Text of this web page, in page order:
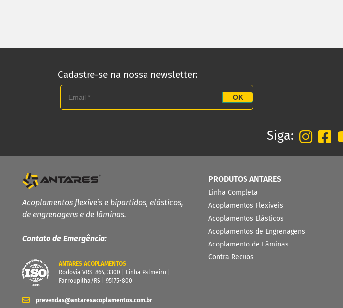
Cadastre-se na nossa newsletter:
OK
Siga:
Acoplamentos flexíveis e bipartidos, elásticos,
de engrenagens e de lâminas.
Contato de Emergência:
ANTARES ACOPLAMENTOS
Rodovia VRS-864, 3300 | Linha Palmeiro |
Farroupilha/RS | 95175-800
prevendas@antaresacoplamentos.com.br
PRODUTOS ANTARES
Linha Completa
Acoplamentos Flexíveis
Acoplamentos Elásticos
Acoplamentos de Engrenagens
Acoplamento de Lâminas
Contra Recuos